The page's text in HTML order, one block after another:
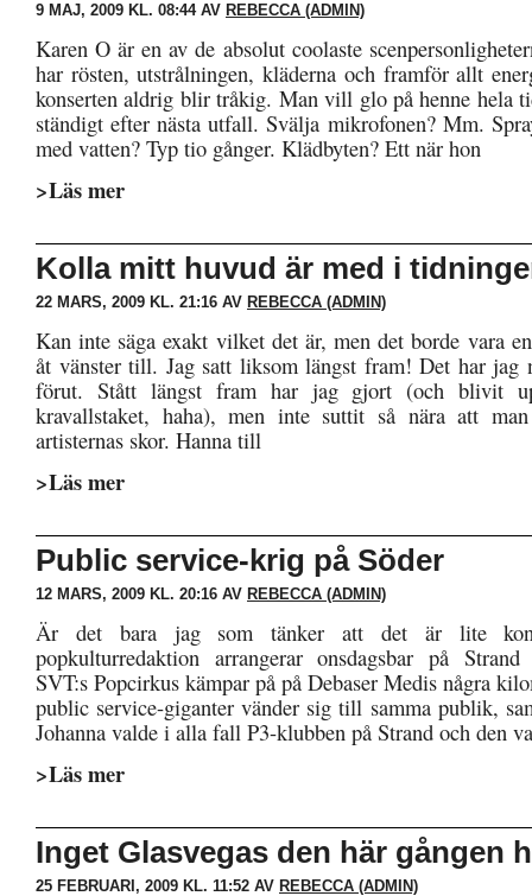
9 MAJ, 2009 KL. 08:44 AV REBECCA (ADMIN)
Karen O är en av de absolut coolaste
har rösten, utstrålningen, kläderna och framför allt
konserten aldrig blir tråkig. Man vill glo på henne hela
ständigt efter nästa utfall. Svälja mikrofonen? Mm.
med vatten? Typ tio gånger. Klädbyten? Ett när hon
>Läs mer
Kolla mitt huvud är med i
22 MARS, 2009 KL. 21:16 AV REBECCA (ADMIN)
Kan inte säga exakt vilket det är, men det borde vara
åt vänster till. Jag satt liksom längst fram! Det har jag
förut. Stått längst fram har jag gjort (och blivit
kravallstaket, haha), men inte suttit så nära att
artisternas skor. Hanna till
>Läs mer
Public service-krig på Söder
12 MARS, 2009 KL. 20:16 AV REBECCA (ADMIN)
Är det bara jag som tänker att det är lite
popkulturredaktion arrangerar onsdagsbar på
SVT:s Popcirkus kämpar på på Debaser Medis några
public service-giganter vänder sig till samma publik,
Johanna valde i alla fall P3-klubben på Strand och den
>Läs mer
Inget Glasvegas den här gången
25 FEBRUARI, 2009 KL. 11:52 AV REBECCA (ADMIN)